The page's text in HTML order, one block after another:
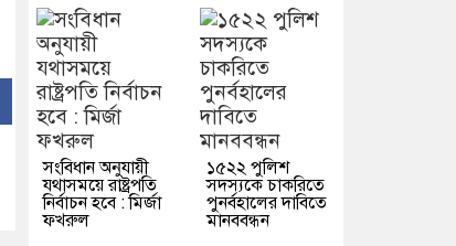
সংবিধান অনুযায়ী
যথাসময়ে রাষ্ট্রপতি
নির্বাচন হবে : মির্জা
ফখরুল
১৫২২ পুলিশ
সদস্যকে চাকরিতে
পুনর্বহালের দাবিতে
মানববন্ধন